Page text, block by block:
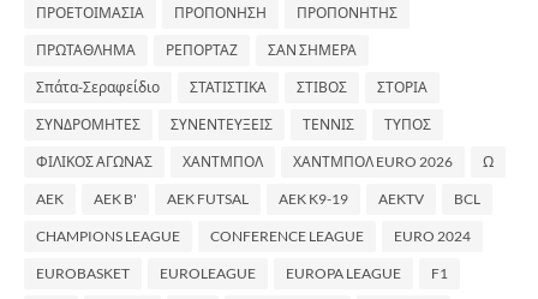
ΠΡΟΕΤΟΙΜΑΣΙΑ ΠΡΟΠΟΝΗΣΗ ΠΡΟΠΟΝΗΤΗΣ
ΠΡΩΤΑΘΛΗΜΑ ΡΕΠΟΡΤΑΖ ΣΑΝ ΣΗΜΕΡΑ
Σπάτα-Σεραφείδιο ΣΤΑΤΙΣΤΙΚΑ ΣΤΙΒΟΣ ΣΤΟΡΙΑ
ΣΥΝΔΡΟΜΗΤΕΣ ΣΥΝΕΝΤΕΥΞΕΙΣ ΤΕΝΝΙΣ ΤΥΠΟΣ
ΦΙΛΙΚΟΣ ΑΓΩΝΑΣ ΧΑΝΤΜΠΟΛ ΧΑΝΤΜΠΟΛ EURO 2026 Ω
AEK AEK B' AEK FUTSAL AEK K9-19 AEKTV BCL
CHAMPIONS LEAGUE CONFERENCE LEAGUE EURO 2024
EUROBASKET EUROLEAGUE EUROPA LEAGUE F1